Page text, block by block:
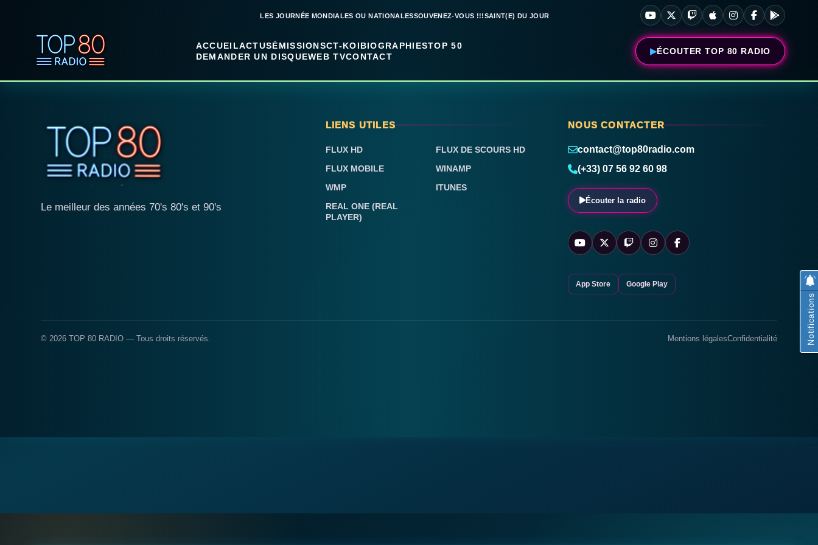
LES JOURNÉE MONDIALES OU NATIONALESSOUVENEZ-VOUS !!!SAINT(E) DU JOUR
ACCUEILACTUSÉMISSIONSCT-KOIBIOGRAPHIESTOP 50
DEMANDER UN DISQUEWEB TVCONTACT
ÉCOUTER TOP 80 RADIO
Le meilleur des années 70's 80's et 90's
LIENS UTILES
FLUX HD
FLUX DE SCOURS HD
FLUX MOBILE
WINAMP
WMP
ITUNES
REAL ONE (REAL
PLAYER)
NOUS CONTACTER
contact@top80radio.com
(+33) 07 56 92 60 98
Écouter la radio
App Store Google Play
© 2026 TOP 80 RADIO — Tous droits réservés. Mentions légalesConfidentialité Notifications